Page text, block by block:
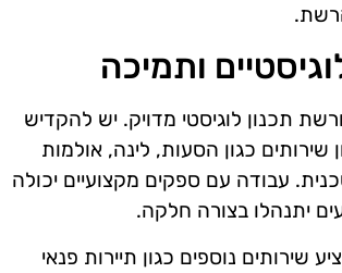
ותמיכה
תכנון לוגיסטי מדויק. יש להקדיש
שירותים כגון הסעות, לינה, אולמות
עבודה עם ספקים מקצועיים יכולה
יתנהלו בצורה חלקה.
שירותים נוספים כגון תיירות פנאי